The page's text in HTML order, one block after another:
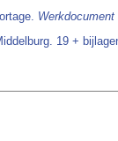
Werkdocument
19 +